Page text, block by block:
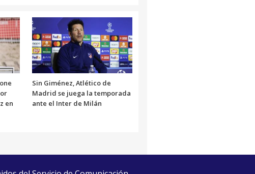
en
Sin Giménez, Atlético de
Madrid se juega la temporada
ante el Inter de Milán